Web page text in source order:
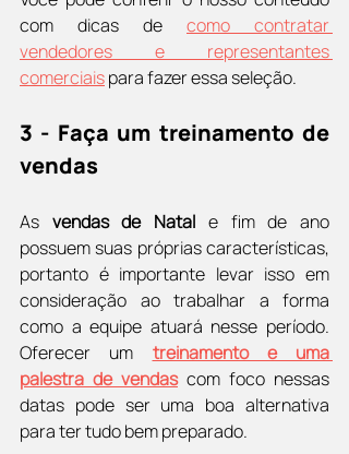
com dicas de como contratar
vendedores e representantes
comerciais para fazer essa seleção.
3 - Faça um treinamento de
vendas
As vendas de Natal e fim de ano
possuem suas próprias características,
portanto é importante levar isso em
consideração ao trabalhar a forma
como a equipe atuará nesse período.
Oferecer um treinamento e uma
palestra de vendas com foco nessas
datas pode ser uma boa alternativa
para ter tudo bem preparado.